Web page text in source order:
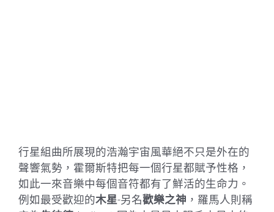
行星組曲所展現的浩瀚宇宙風華絕不只是外在的
聲響氣勢，霍爾斯特把每一個行星都賦予性格，
如此一來音樂中每個音符都有了鮮活的生命力。
例如最受歡迎的木星-另名歡樂之神 ，羅馬人則稱